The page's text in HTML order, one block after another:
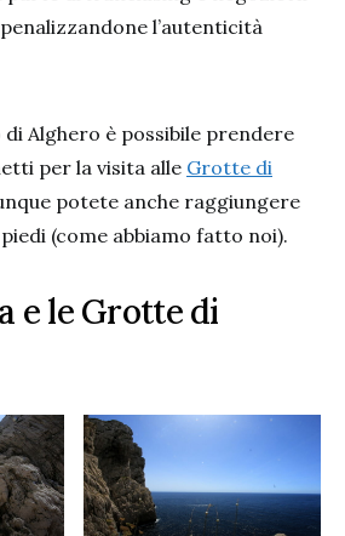
l’autenticità
Alghero è possibile prendere
per la visita alle Grotte di
potete anche raggiungere
(come abbiamo fatto noi).
e le Grotte di